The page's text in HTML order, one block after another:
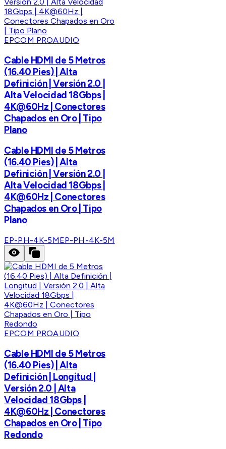
EPCOM PROAUDIO
Cable HDMI de 5 Metros
(16.40 Pies) | Alta
Definición | Versión 2.0 |
Alta Velocidad 18Gbps |
4K@60Hz | Conectores
Chapados en Oro | Tipo
Plano
Cable HDMI de 5 Metros
(16.40 Pies) | Alta
Definición | Versión 2.0 |
Alta Velocidad 18Gbps |
4K@60Hz | Conectores
Chapados en Oro | Tipo
Plano
EP-PH-4K-5MEP-PH-4K-5M
EPCOM PROAUDIO
Cable HDMI de 5 Metros
(16.40 Pies) | Alta
Definición | Longitud |
Versión 2.0 | Alta
Velocidad 18Gbps |
4K@60Hz | Conectores
Chapados en Oro | Tipo
Redondo